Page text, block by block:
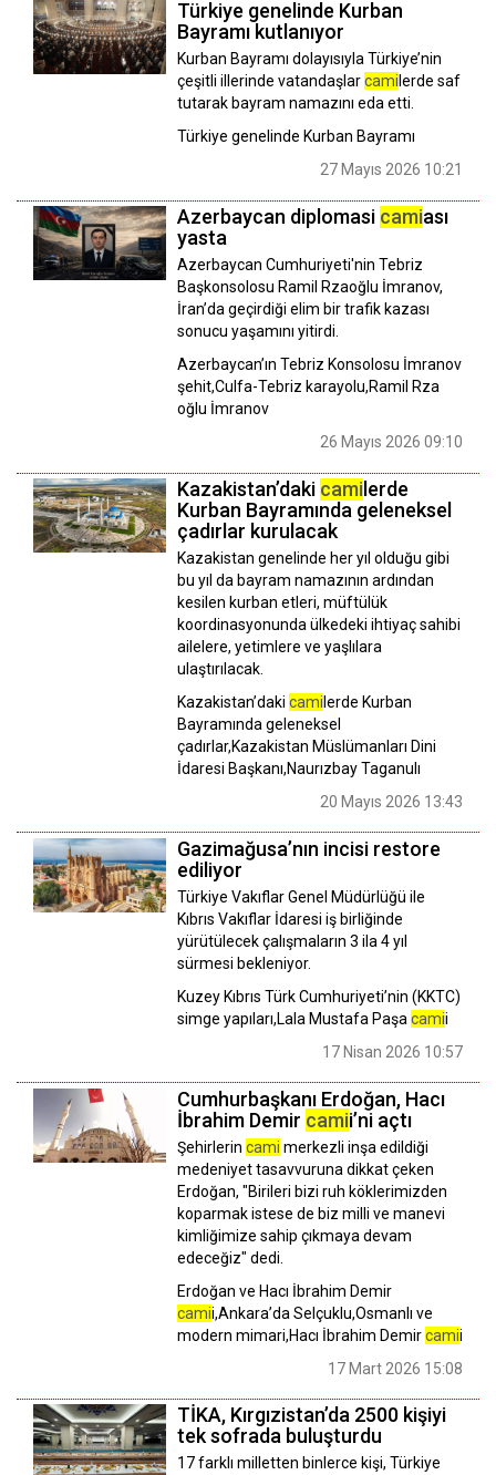
Türkiye genelinde Kurban
Bayramı kutlanıyor
Kurban Bayramı dolayısıyla Türkiye’nin
çeşitli illerinde vatandaşlarcami lerde saf
tutarak bayram namazını eda etti.
Türkiye genelinde Kurban Bayramı
27 Mayıs 2026 10:21
Azerbaycan diplomasi camiası
yasta
Azerbaycan Cumhuriyeti'nin Tebriz
Başkonsolosu Ramil Rzaoğlu İmranov,
İran’da geçirdiği elim bir trafik kazası
sonucu yaşamını yitirdi.
Azerbaycan’ın Tebriz Konsolosu İmranov
şehit,Culfa-Tebriz karayolu,Ramil Rza
oğlu İmranov
26 Mayıs 2026 09:10
Kazakistan’daki camilerde
Kurban Bayramında geleneksel
çadırlar kurulacak
Kazakistan genelinde her yıl olduğu gibi
bu yıl da bayram namazının ardından
kesilen kurban etleri, müftülük
koordinasyonunda ülkedeki ihtiyaç sahibi
ailelere, yetimlere ve yaşlılara
ulaştırılacak.
Kazakistan’daki cami lerde Kurban
Bayramında geleneksel
çadırlar,Kazakistan Müslümanları Dini
İdaresi Başkanı,Naurızbay Taganulı
20 Mayıs 2026 13:43
Gazimağusa’nın incisi restore
ediliyor
Türkiye Vakıflar Genel Müdürlüğü ile
Kıbrıs Vakıflar İdaresi iş birliğinde
yürütülecek çalışmaların 3 ila 4 yıl
sürmesi bekleniyor.
Kuzey Kıbrıs Türk Cumhuriyeti’nin (KKTC)
simge yapıları,Lala Mustafa Paşa camii
17 Nisan 2026 10:57
Cumhurbaşkanı Erdoğan, Hacı
İbrahim Demir camii’ni açtı
Şehirlerin cami merkezli inşa edildiği
medeniyet tasavvuruna dikkat çeken
Erdoğan, "Birileri bizi ruh köklerimizden
koparmak istese de biz milli ve manevi
kimliğimize sahip çıkmaya devam
edeceğiz" dedi.
Erdoğan ve Hacı İbrahim Demir
camii,Ankara’da Selçuklu,Osmanlı ve
modern mimari,Hacı İbrahim Demircamii
17 Mart 2026 15:08
TİKA, Kırgızistan’da 2500 kişiyi
tek sofrada buluşturdu
17 farklı milletten binlerce kişi, Türkiye